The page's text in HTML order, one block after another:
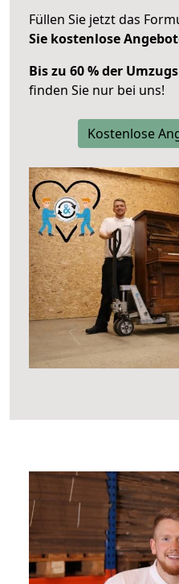
Füllen Sie jetzt das
Sie kostenlose
Bis zu 60 % der
finden Sie nur bei uns!
Kostenlose